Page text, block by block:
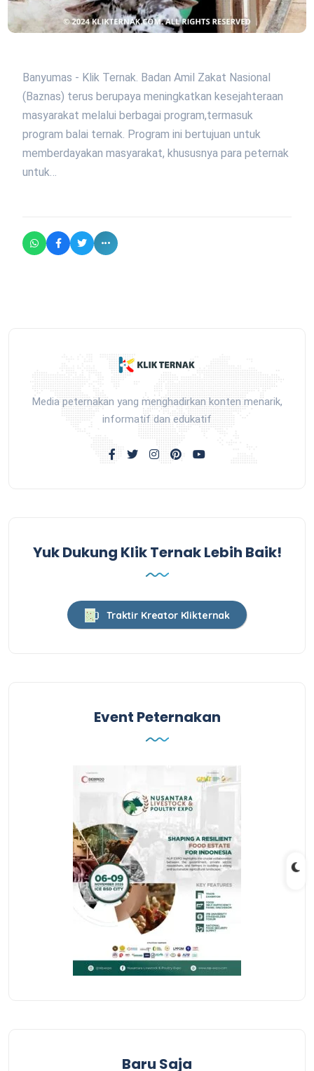
Banyumas - Klik Ternak. Badan Amil Zakat Nasional
(Baznas) terus berupaya meningkatkan kesejahteraan
masyarakat melalui berbagai program,termasuk
program balai ternak. Program ini bertujuan untuk
memberdayakan masyarakat, khususnya para peternak
untuk…
Media peternakan yang menghadirkan konten menarik,
informatif dan edukatif
Yuk Dukung Klik Ternak Lebih Baik!
Traktir Kreator Klikternak
Event Peternakan
Baru Saja